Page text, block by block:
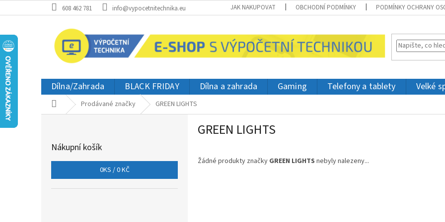
na
608 462 781 info@vypocetnitechnika.eu JAK NAKUPOVAT OBCHODNÍ PODMÍNKY PODMÍNKY OCHRANY
Dílna/Zahrada BLACK FRIDAY Dílna a zahrada Gaming Telefony a tablety Velké
Domů Prodávané značky GREEN LIGHTS
Nákupní košík
0KS /0 KČ
GREEN LIGHTS
Žádné produkty značky GREEN LIGHTS nebyly nalezeny...